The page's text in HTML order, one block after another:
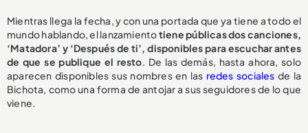
Mientras llega la fecha, y con una portada que ya tiene a todo el
mundo hablando, el lanzamientotiene públicas dos canciones,
‘Matadora’ y ‘Después de ti’, disponibles para escuchar antes
de que se publique el resto. De las demás, hasta ahora, solo
aparecen disponibles sus nombres en las redes sociales de la
Bichota, como una forma de antojar a sus seguidores de lo que
viene.